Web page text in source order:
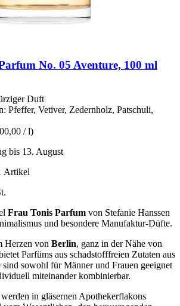
No. 05 Aventure, 100 ml
Duft
Pfeffer, Vetiver, Zedernholz, Patschuli,
/ l)
bis 13. August
Artikel
Frau Tonis Parfum von Stefanie Hanssen
und besondere Manufaktur-Düfte.
Herzen von Berlin, ganz in der Nähe von
Parfüms aus schadstofffreien Zutaten aus
sowohl für Männer und Frauen geeignet
miteinander kombinierbar.
in gläsernen Apothekerflakons